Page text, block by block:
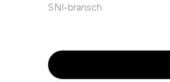
SNI-bransch